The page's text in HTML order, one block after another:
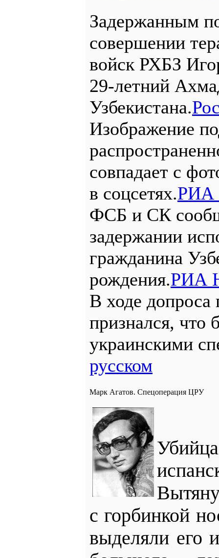
Задержанным
совершении
войск РХБЗ
29-летний
Узбекистана.
Изображение
совпадает с
в соцсетях.РИА
ФСБ и СК
задержании
гражданина
рождения.РИА
В ходе допроса
признался, что
украинскими
русском
Марк Агатов. Спецоперация ЦРУ
с горбинкой
выделяли его